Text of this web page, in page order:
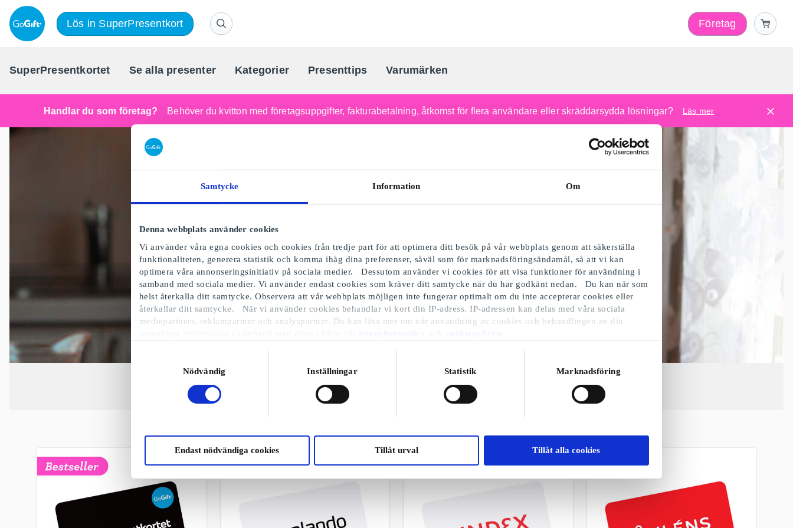
Samtycke Information Om
Denna webbplats använder cookies
Vi använder våra egna cookies och cookies från tredje part för att optimera ditt besök på vår webbplats genom att säkerställa
funktionaliteten, generera statistik och komma ihåg dina preferenser, såväl som för marknadsföringsändamål, så att vi kan
optimera våra annonseringsinitiativ på sociala medier. Dessutom använder vi cookies för att visa funktioner för användning i
samband med sociala medier. Vi använder endast cookies som kräver ditt samtycke när du har godkänt nedan. Du kan när som
helst återkalla ditt samtycke. Observera att vår webbplats möjligen inte fungerar optimalt om du inte accepterar cookies eller
återkallar ditt samtycke. När vi använder cookies behandlar vi kort din IP-adress. IP-adressen kan delas med våra sociala
mediepartners, reklampartner och analyspartner. Du kan läsa mer om vår användning av cookies och behandlingen av din
Nödvändig
Inställningar Statistik Marknadsföring
Endast nödvändiga cookies Tillåt urval Tillåt alla cookies
Lös in SuperPresentkort Företag
SuperPresentkortet Se alla presenter Kategorier Presenttips Varumärken
Sveriges största presentkortportal
Handlar du som företag? Behöver du kvitton med företagsuppgifter, fakturabetalning, åtkomst för flera användare eller skräddarsydda lösningar? Läs mer
Julklappar till barn och vuxna som de verkligen blir glada för